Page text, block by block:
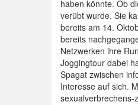
haben könnte. Ob
verübt wurde. Sie
bereits am 14.
bereits
Netzwerken ihre
Joggingtour dabei
Spagat zwischen
Interesse auf sich.